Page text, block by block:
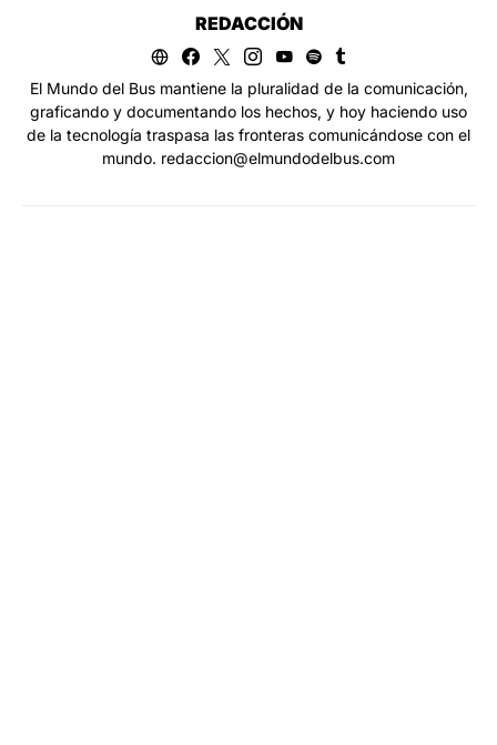
REDACCIÓN
El Mundo del Bus mantiene la pluralidad de la comunicación,
graficando y documentando los hechos, y hoy haciendo uso
de la tecnología traspasa las fronteras comunicándose con el
mundo. redaccion@elmundodelbus.com